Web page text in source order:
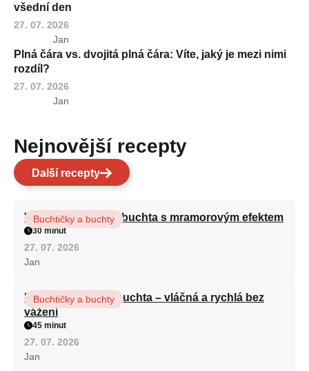
všední den
27. 07. 2026
Jan
Plná čára vs. dvojitá plná čára: Víte, jaký je mezi nimi
rozdíl?
27. 07. 2026
Jan
Nejnovější recepty
Další recepty
Vláčná olejová litá buchta s mramorovým efektem
Buchtičky a buchty
30 minut
27. 07. 2026
Jan
Hrnková maková buchta – vláčná a rychlá bez
vážení
Buchtičky a buchty
45 minut
27. 07. 2026
Jan